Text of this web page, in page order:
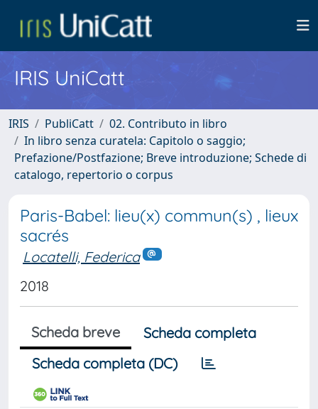
IRIS UniCatt
IRIS PubliCatt
02. Contributo in libro
In libro senza curatela: Capitolo o saggio;
Prefazione/Postfazione; Breve introduzione; Schede di
catalogo, repertorio o corpus
Paris-Babel: lieu(x) commun(s) , lieux
sacrés
Locatelli, Federica
2018
Scheda breve
Scheda completa
Scheda completa (DC)